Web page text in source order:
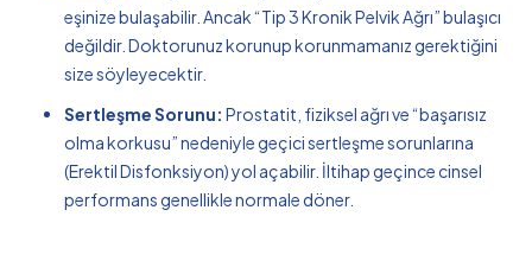
eşinize bulaşabilir. Ancak “Tip 3 Kronik Pelvik Ağrı” bulaşıcı
değildir. Doktorunuz korunup korunmamanız gerektiğini
size söyleyecektir.
Sertleşme Sorunu: Prostatit, fiziksel ağrı ve “başarısız
olma korkusu” nedeniyle geçici sertleşme sorunlarına
(Erektil Disfonksiyon) yol açabilir. İltihap geçince cinsel
performans genellikle normale döner.